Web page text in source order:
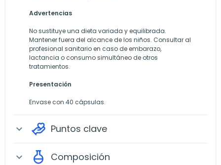
Advertencias
No sustituye una dieta variada y equilibrada.
Mantener fuera del alcance de los niños. Consultar al
profesional sanitario en caso de embarazo,
lactancia o consumo simultáneo de otros
tratamientos.
Presentación
Envase con 40 cápsulas.
expand_more Puntos clave
expand_more Composición